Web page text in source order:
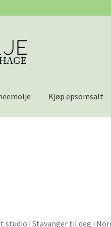
Kjøp epsomsalt
studio i Stavanger til deg i